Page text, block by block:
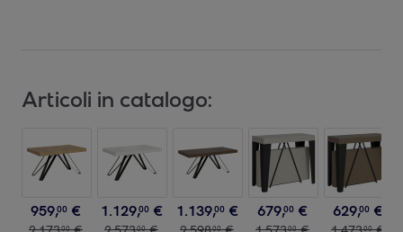
Articoli in catalogo:
959,00 €
00
1.129,00 €
00
1.139,00 €
00
679,00 €
00
629,00 €
00